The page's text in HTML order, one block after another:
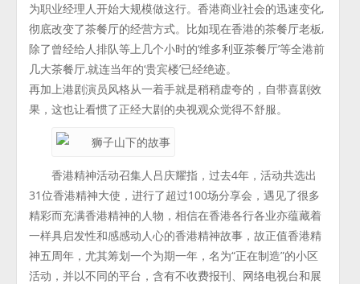
为职业经理人开始大规模做这行。香港商业社会的迅速变化,
彻底改变了茶餐厅的经营方式。比如现在香港的茶餐厅老板,
除了曾经给人排队等上几个小时的‘维多利亚茶餐厅’等全港前
几大茶餐厅,就连当年的‘贵宾楼’已经绝迹。
再加上港剧演员风格从一着手就是稍稍虚夸的，自带喜剧效
果，这也让看惯了正经大剧的央视观众觉得不舒服。
香港精神活动召集人吕庆耀指，过去4年，活动共选出
31位香港精神大使，进行了超过100场分享会，遇见了很多
精彩而充满香港精神的人物，相信在香港各行各业亦蕴藏着
一样具启发性和感感动人心的香港精神故事，故正值香港精
神五周年，尤其筹划一个为期一年，名为“正在制造”的小区
活动，并以不同的平台，含有不收费报刊、网络电视台和展